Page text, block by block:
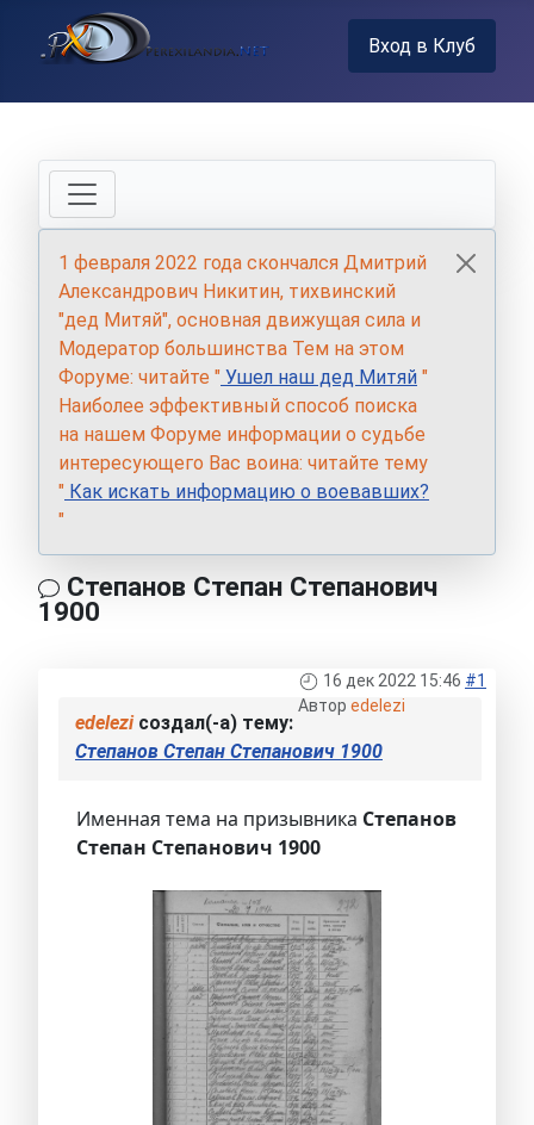
Вход в Клуб
1 февраля 2022 года скончался Дмитрий
Александрович Никитин, тихвинский
"дед Митяй", основная движущая сила и
Модератор большинства Тем на этом
Форуме: читайте " Ушел наш дед Митяй "
Наиболее эффективный способ поиска
на нашем Форуме информации о судьбе
интересующего Вас воина: читайте тему
" Как искать информацию о воевавших?
"
Степанов Степан Степанович
1900
16 дек 2022 15:46 #1
Автор edelezi
edeleziсоздал(-а) тему:
Степанов Степан Степанович 1900
Именная тема на призывника Степанов
Степан Степанович 1900